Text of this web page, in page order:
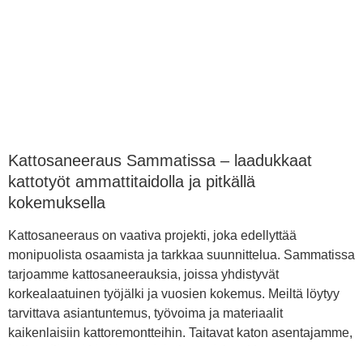
Kattosaneeraus Sammatissa – laadukkaat
kattotyöt ammattitaidolla ja pitkällä
kokemuksella
Kattosaneeraus on vaativa projekti, joka edellyttää
monipuolista osaamista ja tarkkaa suunnittelua. Sammatissa
tarjoamme kattosaneerauksia, joissa yhdistyvät
korkealaatuinen työjälki ja vuosien kokemus. Meiltä löytyy
tarvittava asiantuntemus, työvoima ja materiaalit
kaikenlaisiin kattoremontteihin. Taitavat katon asentajamme,